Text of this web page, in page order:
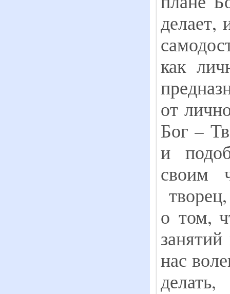
делает,
как
от
Бог –
и
своим
о том,
нас